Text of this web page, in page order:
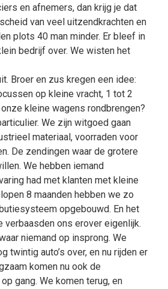
en afnemers, dan krijg je dat
van veel uitzendkrachten en
plots 40 man minder. Er bleef in
bedrijf over. We wisten het
Broer en zus kregen een idee:
op kleine vracht, 1 tot 2
kleine wagens rondbrengen?
We zijn witgoed gaan
materiaal, voorraden voor
De zendingen waar de grotere
We hebben iemand
had met klanten met kleine
8 maanden hebben we zo
opgebouwd. En het
verbaasden ons erover eigenlijk.
niemand op insprong. We
twintig auto’s over, en nu rijden er
komen nu ook de
gang. We komen terug, en